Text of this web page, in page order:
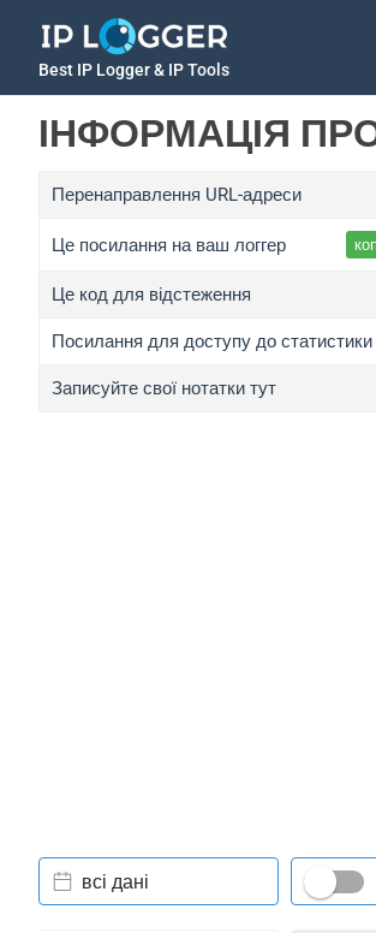
Best IP Logger & IP Tools
ІНФОРМАЦІЯ
Перенаправлення URL-адреси
Це посилання на ваш логгер
Це код для відстеження
Посилання для доступу до статистики
Записуйте свої нотатки тут
всі дані